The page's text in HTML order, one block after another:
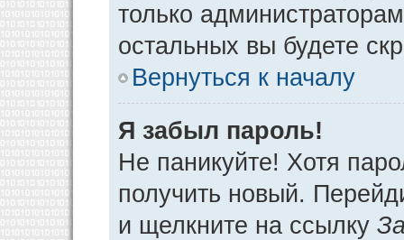
только
остальных вы будете
Вернуться к началу
Я забыл пароль!
Не паникуйте! Хотя
получить новый.
и щелкните на ссылку